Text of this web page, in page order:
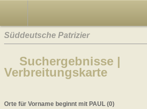
Süddeutsche Patrizier
Suchergebnisse |
Verbreitungskarte
Orte für Vorname beginnt mit PAUL (0)